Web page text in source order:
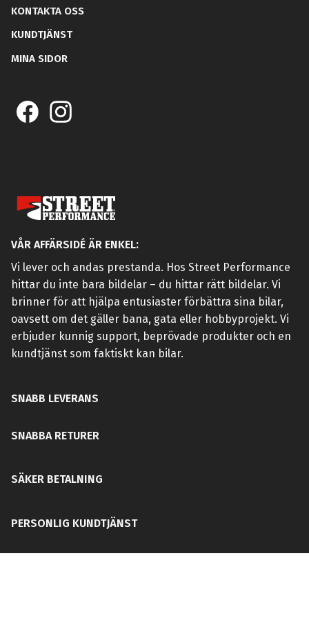
KONTAKTA OSS
KUNDTJÄNST
MINA SIDOR
VÅR AFFÄRSIDÉ ÄR ENKEL:
Vi lever och andas prestanda. Hos Street Performance
hittar du inte bara bildelar – du hittar rätt bildelar. Vi
brinner för att hjälpa entusiaster förbättra sina bilar,
oavsett om det gäller bana, gata eller hobbyprojekt. Vi
erbjuder kunnig support, beprövade produkter och en
kundtjänst som faktiskt kan bilar.
SNABB LEVERANS
SNABBA RETURER
SÄKER BETALNING
PERSONLIG KUNDTJÄNST